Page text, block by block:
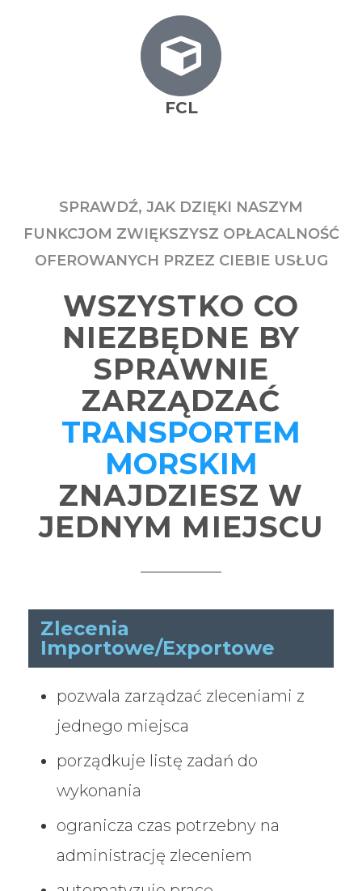
FCL
SPRAWDŹ, JAK DZIĘKI NASZYM
FUNKCJOM ZWIĘKSZYSZ OPŁACALNOŚĆ
OFEROWANYCH PRZEZ CIEBIE USŁUG
WSZYSTKO CO
NIEZBĘDNE BY
SPRAWNIE
ZARZĄDZAĆ
TRANSPORTEM
MORSKIM
ZNAJDZIESZ W
JEDNYM MIEJSCU
Zlecenia
Importowe/Exportowe
pozwala zarządzać zleceniami z
jednego miejsca
porządkuje listę zadań do
wykonania
ogranicza czas potrzebny na
administrację zleceniem